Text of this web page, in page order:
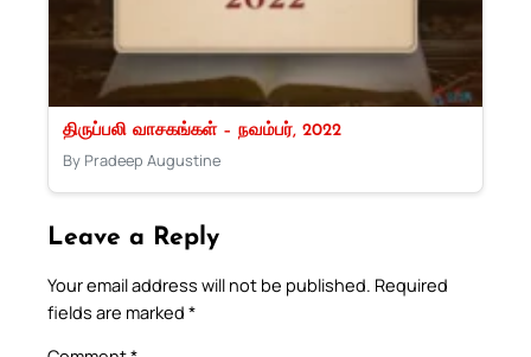
திருப்பலி வாசகங்கள் – நவம்பர், 2022
By Pradeep Augustine
Leave a Reply
Your email address will not be published. Required
fields are marked *